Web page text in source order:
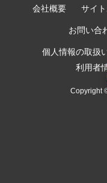
会社概要 サイ
お問い合
個人情報の取扱
利用者
Copyright